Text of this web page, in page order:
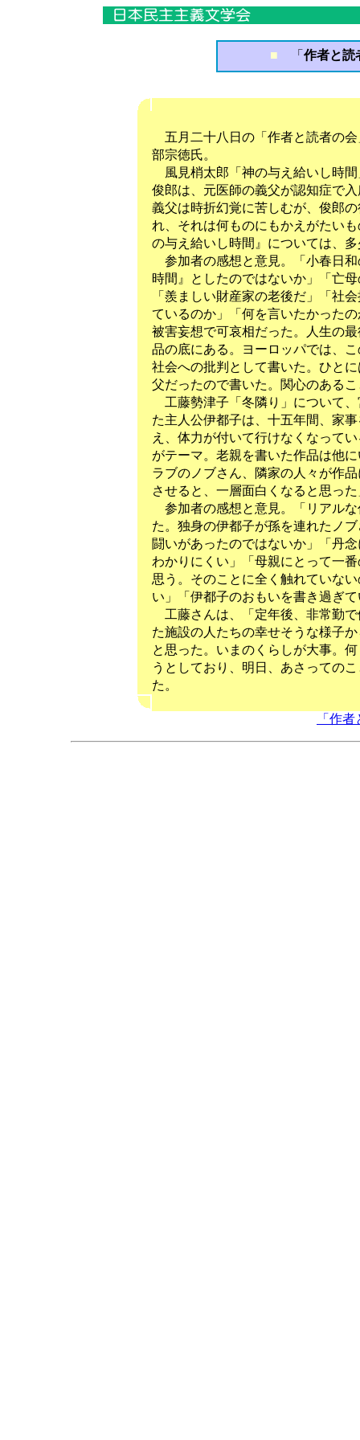
■ 「 作者と
五月二十八日の「作者と読者の
部宗徳氏。
風見梢太郎「神の与え給いし時
俊郎は、元医師の義父が認知症で
義父は時折幻覚に苦しむが、俊郎
れ、それは何ものにもかえがたい
の与え給いし時間』については、
参加者の感想と意見。「小春日
時間』としたのではないか」「亡
「羨ましい財産家の老後だ」「社
ているのか」「何を言いたかった
被害妄想で可哀相だった。人生の
品の底にある。ヨーロッパでは、
社会への批判として書いた。ひと
父だったので書いた。関心のある
工藤勢津子「冬隣り」について
た主人公伊都子は、十五年間、家
え、体力が付いて行けなくなって
がテーマ。老親を書いた作品は他
ラブのノブさん、隣家の人々が作
させると、一層面白くなると思っ
参加者の感想と意見。「リアル
た。独身の伊都子が孫を連れたノ
闘いがあったのではないか」「丹
わかりにくい」「母親にとって一
思う。そのことに全く触れていな
い」「伊都子のおもいを書き過ぎ
工藤さんは、「定年後、非常勤
た施設の人たちの幸せそうな様子
と思った。いまのくらしが大事。
うとしており、明日、あさっての
た。
「作